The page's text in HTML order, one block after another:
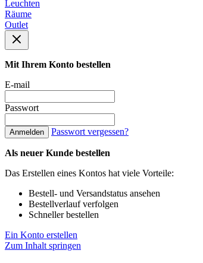
Leuchten
Räume
Outlet
Mit Ihrem Konto bestellen
E-mail
Passwort
Anmelden Passwort vergessen?
Als neuer Kunde bestellen
Das Erstellen eines Kontos hat viele Vorteile:
Bestell- und Versandstatus ansehen
Bestellverlauf verfolgen
Schneller bestellen
Ein Konto erstellen
Zum Inhalt springen